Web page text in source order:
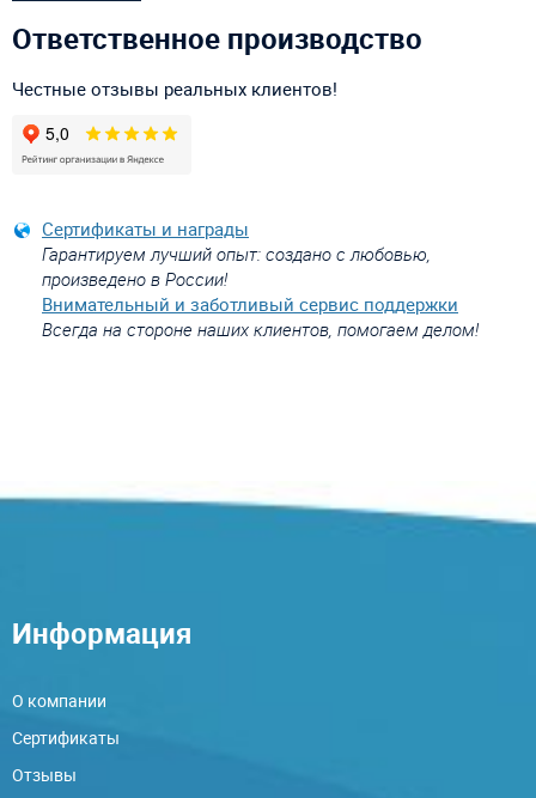
Ответственное производство
Честные отзывы реальных клиентов!
Сертификаты и награды
Гарантируем лучший опыт: создано с любовью,
произведено в России!
Внимательный и заботливый сервис поддержки
Всегда на стороне наших клиентов, помогаем делом!
Информация
О компании
Сертификаты
Отзывы